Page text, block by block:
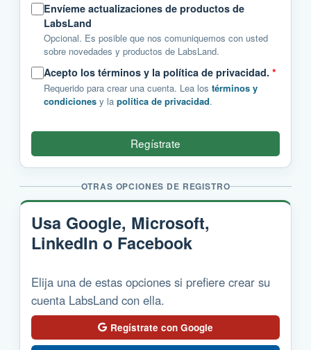
Envíeme actualizaciones de productos de
LabsLand
Opcional. Es posible que nos comuniquemos con usted
sobre novedades y productos de LabsLand.
Acepto los términos y la política de privacidad. *
Requerido para crear una cuenta. Lea los términos y
condiciones y la política de privacidad.
Regístrate
OTRAS OPCIONES DE REGISTRO
Usa Google, Microsoft,
LinkedIn o Facebook
Elija una de estas opciones si prefiere crear su
cuenta LabsLand con ella.
Regístrate con Google